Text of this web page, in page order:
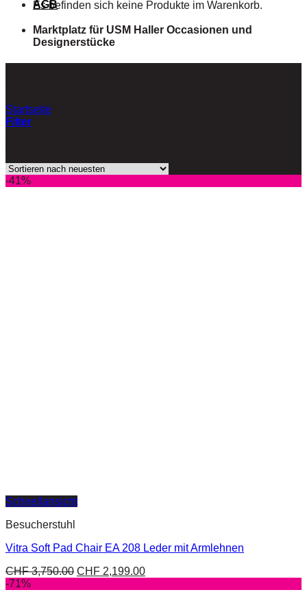
Es befinden sich keine Produkte im Warenkorb.
AGB
Marktplatz für USM Haller Occasionen und
Designerstücke
Startseite
Filter
-41%
Schnellansicht
Besucherstuhl
Vitra Soft Pad Chair EA 208 Leder mit Armlehnen
CHF3,750.00 CHF 2,199.00
-71%